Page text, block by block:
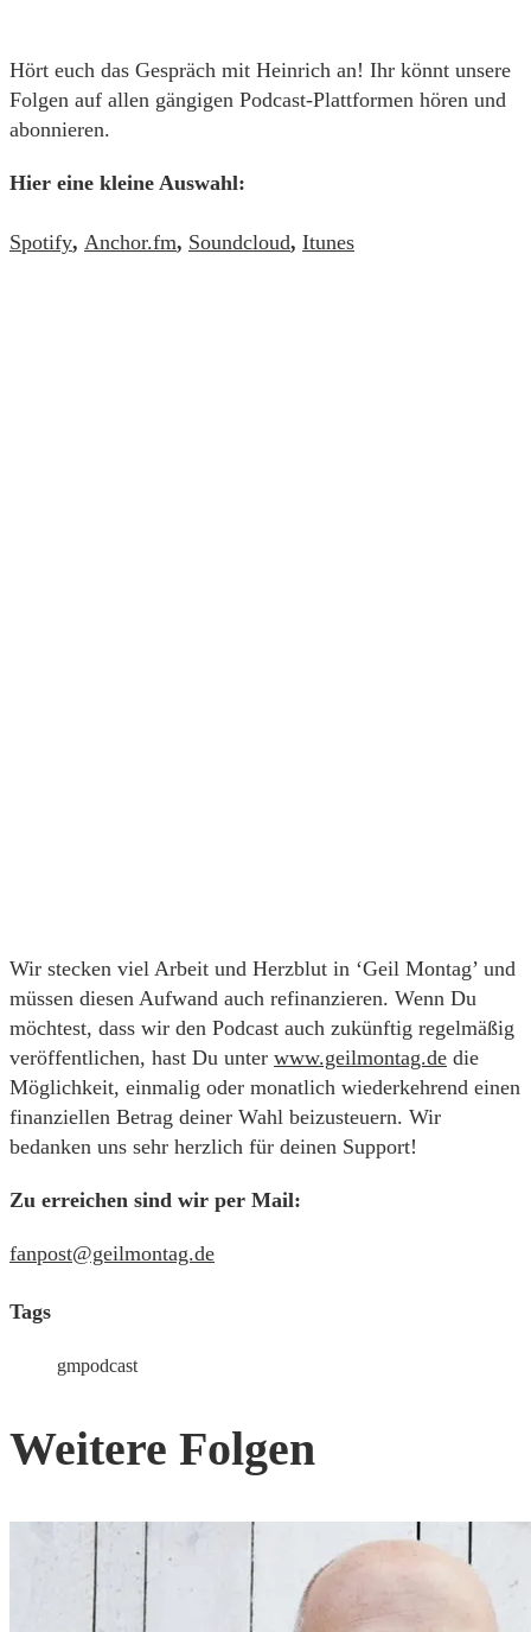
Hört euch das Gespräch mit Heinrich an! Ihr könnt unsere
Folgen auf allen gängigen Podcast-Plattformen hören und
abonnieren.
Hier eine kleine Auswahl:
Spotify, Anchor.fm, Soundcloud, Itunes
Wir stecken viel Arbeit und Herzblut in ‘Geil Montag’ und
müssen diesen Aufwand auch refinanzieren. Wenn Du
möchtest, dass wir den Podcast auch zukünftig regelmäßig
veröffentlichen, hast Du unter www.geilmontag.de die
Möglichkeit, einmalig oder monatlich wiederkehrend einen
finanziellen Betrag deiner Wahl beizusteuern. Wir
bedanken uns sehr herzlich für deinen Support!
Zu erreichen sind wir per Mail:
fanpost@geilmontag.de
Tags
gmpodcast
Weitere Folgen